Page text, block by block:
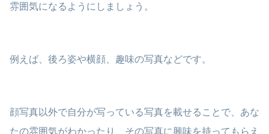
雰囲気になるようにしましょう。
例えば、後ろ姿や横顔、趣味の写真などです。
顔写真以外で自分が写っている写真を載せることで、あな
たの雰囲気がわかったり、その写真に興味を持ってもらえ